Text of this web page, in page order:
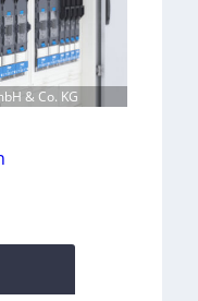
& Co. KG